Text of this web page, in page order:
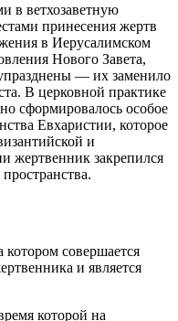
в ветхозаветную
принесения жертв
в Иерусалимском
Нового Завета,
— их заменило
В церковной практике
сформировалось особое
Евхаристии, которое
и
жертвенник закрепился
совершается
и является
которой на